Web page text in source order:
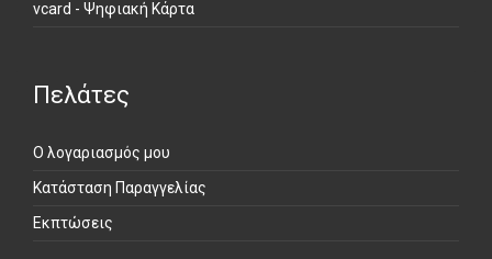
vcard - Ψηφιακή Κάρτα
Πελάτες
Ο λογαριασμός μου
Κατάσταση Παραγγελίας
Εκπτώσεις